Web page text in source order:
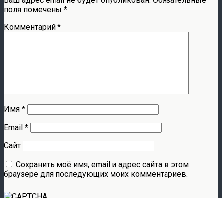
поля помечены *
Комментарий *
Имя *
Email *
Сайт
Сохранить моё имя, email и адрес сайта в этом
браузере для последующих моих комментариев.